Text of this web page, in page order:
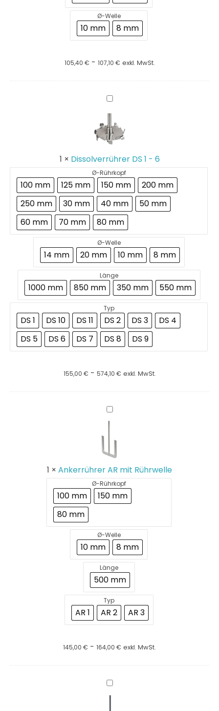
Ø-Welle
10 mm 8 mm
105,40 € - 107,10 € exkl. MwSt.
Dissolverrührer
-
6
1 × Dissolverrührer DS 1 - 6
Ø-Rührkopf
100 mm 125 mm 150 mm
200 mm
250 mm
30 mm 40 mm
50 mm
60 mm
70 mm 80 mm
Ø-Welle
14 mm 20 mm 10 mm 8 mm
Länge
1000 mm 850 mm 350 mm 550 mm
Typ
DS 1 DS 10 DS 11 DS 2 DS 3
DS 4
DS 5
DS 6 DS 7 DS 8 DS 9
155,00 € - 574,10 € exkl. MwSt.
Ankerrührer
AR
Rührwelle
1 × Ankerrührer AR mit Rührwelle
Ø-Rührkopf
100 mm
150 mm
80 mm
Ø-Welle
10 mm 8 mm
Länge
500 mm
Typ
AR 1 AR 2 AR 3
145,00 € - 164,00 € exkl. MwSt.
Propellerrührer
PRP,